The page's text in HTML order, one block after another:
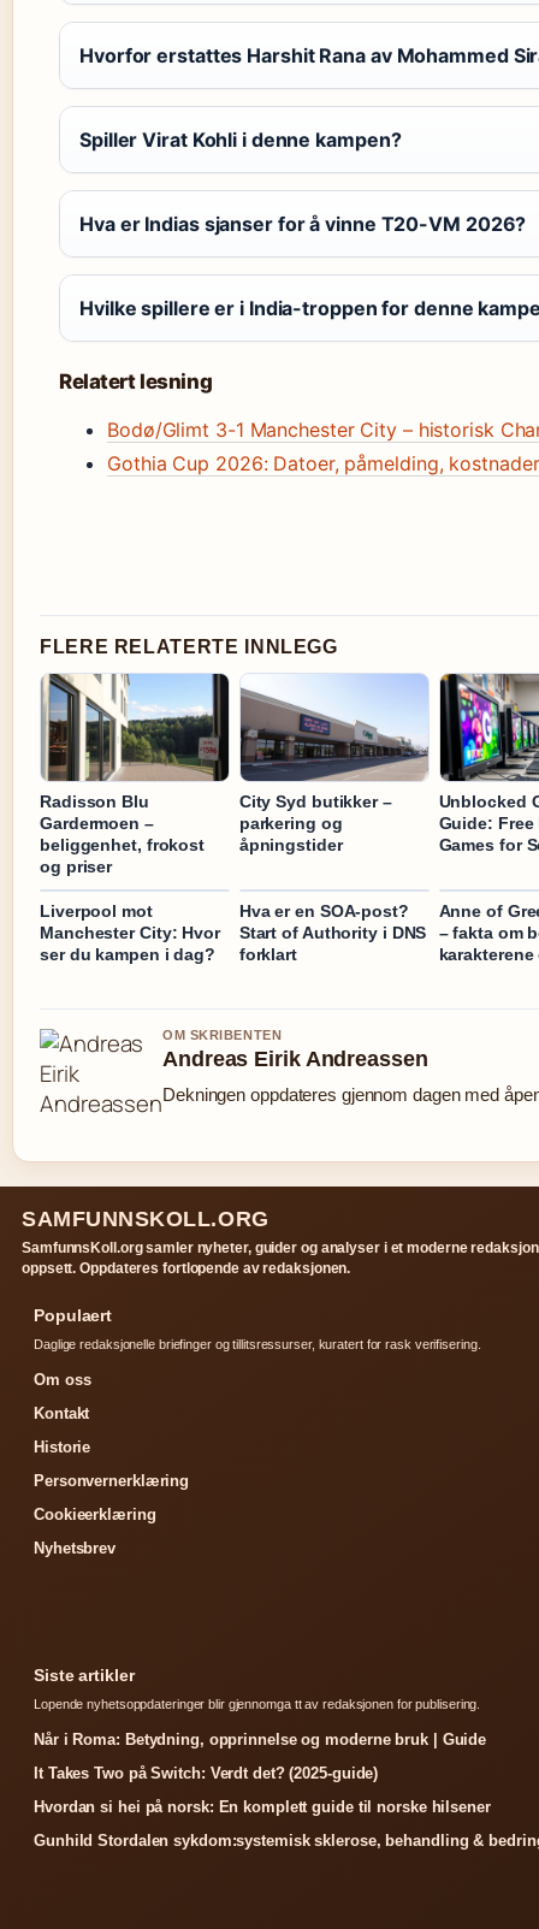
Hvorfor erstattes Harshit Rana av Mohammed
Spiller Virat Kohli i denne kampen?
Hva er Indias sjanser for å vinne T20-VM 2026?
Hvilke spillere er i India-troppen for denne
Relatert lesning
Bodø/Glimt 3-1 Manchester City – historisk
Gothia Cup 2026: Datoer, påmelding,
FLERE RELATERTE INNLEGG
Radisson Blu
Gardermoen –
beliggenhet, frokost
og priser
City Syd butikker –
parkering og
åpningstider
Unblocked
Guide: Free
Games for
Liverpool mot
Manchester City: Hvor
ser du kampen i dag?
Hva er en SOA-post?
Start of Authority i DNS
forklart
Anne of
– fakta om
OM SKRIBENTEN
Andreas Eirik Andreassen
Dekningen oppdateres gjennom dagen med
SAMFUNNSKOLL.ORG
SamfunnsKoll.org samler nyheter, guider og analyser i et moderne
oppsett. Oppdateres fortlopende av redaksjonen.
Populaert
Daglige redaksjonelle briefinger og tillitsressurser, kuratert for rask verifisering.
Om oss
Kontakt
Historie
Personvernerklæring
Cookieerklæring
Nyhetsbrev
Siste artikler
Lopende nyhetsoppdateringer blir gjennomga tt av redaksjonen for publisering.
Når i Roma: Betydning, opprinnelse og moderne bruk | Guide
It Takes Two på Switch: Verdt det? (2025-guide)
Hvordan si hei på norsk: En komplett guide til norske hilsener
Gunhild Stordalen sykdom:systemisk sklerose, behandling &